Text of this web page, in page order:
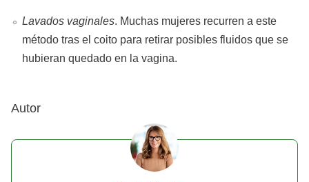
Lavados vaginales. Muchas mujeres recurren a este
método tras el coito para retirar posibles fluidos que se
hubieran quedado en la vagina.
Autor